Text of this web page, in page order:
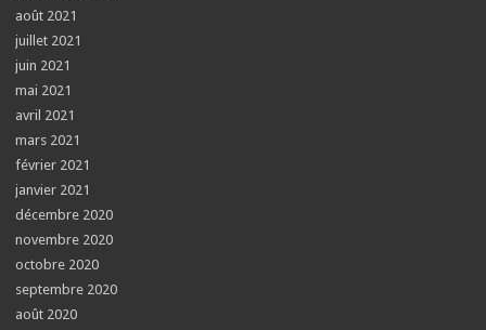
août 2021
juillet 2021
juin 2021
mai 2021
avril 2021
mars 2021
février 2021
janvier 2021
décembre 2020
novembre 2020
octobre 2020
septembre 2020
août 2020